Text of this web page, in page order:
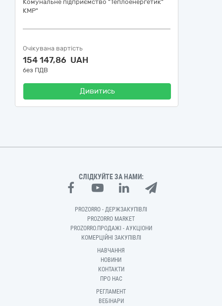
Комунальне підприємство "Теплоенергетик"
КМР"
Очікувана вартість
154 147,86 UAH
без ПДВ
Дивитись
СЛІДКУЙТЕ ЗА НАМИ:
PROZORRO - ДЕРЖЗАКУПІВЛІ
PROZORRO MARKET
PROZORRO.ПРОДАЖІ - АУКЦІОНИ
КОМЕРЦІЙНІ ЗАКУПІВЛІ
НАВЧАННЯ
НОВИНИ
КОНТАКТИ
ПРО НАС
РЕГЛАМЕНТ
ВЕБІНАРИ